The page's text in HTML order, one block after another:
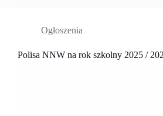
Ogłoszenia
Polisa NNW na rok szkolny 2025 /